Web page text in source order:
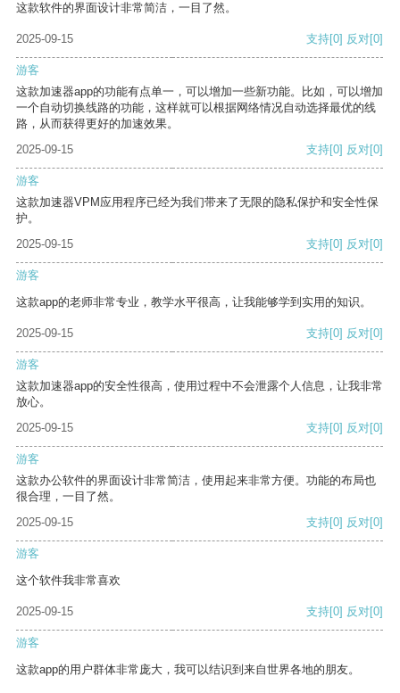
这款软件的界面设计非常简洁，一目了然。
2025-09-15 支持[0] 反对[0]
游客
这款加速器app的功能有点单一，可以增加一些新功能。比如，可以增加
一个自动切换线路的功能，这样就可以根据网络情况自动选择最优的线
路，从而获得更好的加速效果。
2025-09-15
支持[0] 反对[0]
游客
这款加速器VPM应用程序已经为我们带来了无限的隐私保护和安全性保
护。
2025-09-15
支持[0] 反对[0]
游客
这款app的老师非常专业，教学水平很高，让我能够学到实用的知识。
2025-09-15 支持[0] 反对[0]
游客
这款加速器app的安全性很高，使用过程中不会泄露个人信息，让我非常
放心。
2025-09-15
支持[0] 反对[0]
游客
这款办公软件的界面设计非常简洁，使用起来非常方便。功能的布局也
很合理，一目了然。
2025-09-15
支持[0] 反对[0]
游客
这个软件我非常喜欢
2025-09-15 支持[0] 反对[0]
游客
这款app的用户群体非常庞大，我可以结识到来自世界各地的朋友。